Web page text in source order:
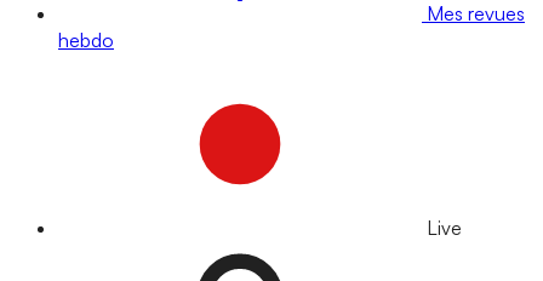
Mes revues
hebdo
Live